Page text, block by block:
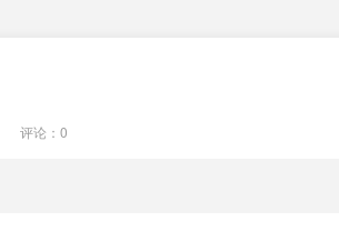
评论：0